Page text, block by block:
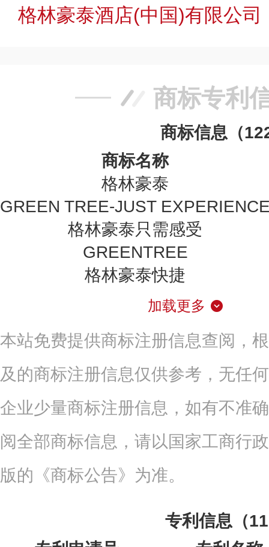
格林豪泰酒店(中国)有限公司
商标专利
商标信息（
商标名称
格林豪泰
GREEN TREE-JUST
格林豪泰只需感受
GREENTREE
格林豪泰快捷
加载更多
本站免费提供商标注册信息查阅，
及的商标注册信息仅供参考，无任
企业少量商标注册信息，如有不准
阅全部商标信息，请以国家工商行
版的《商标公告》为准。
专利信息（